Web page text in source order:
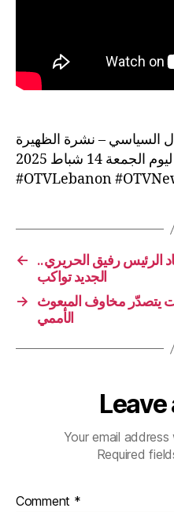
السياسي – نشرة الظهيرة
ليوم الجمعة 14 شباط 2025
#OTVLebanon
←
الرئيس رفيق الحريري..
الجديد تواكب
→
يتصدّر مخاوف المبعوث
الأممي
Leave
Your email
Required
Comment *